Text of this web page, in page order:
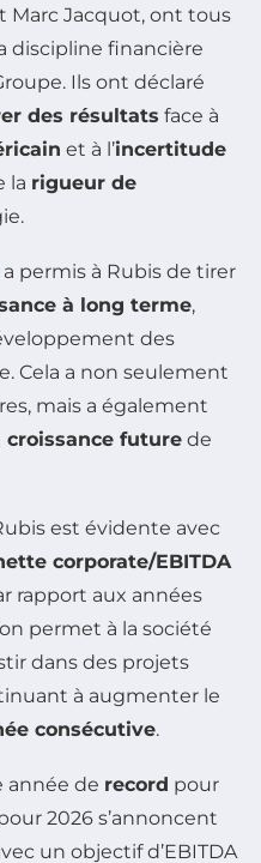
Marc Jacquot, ont tous
discipline financière
Ils ont déclaré
des résultats face à
et à l’incertitude
la rigueur de
a permis à Rubis de tirer
à long terme,
des
Cela a non seulement
mais a également
future de
est évidente avec
corporate/EBITDA
rapport aux années
permet à la société
dans des projets
à augmenter le
consécutive.
année de record pour
2026 s’annoncent
un objectif d’EBITDA